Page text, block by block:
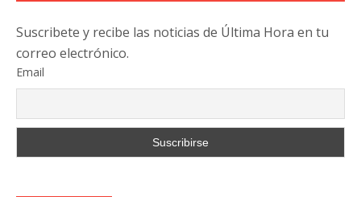
Suscribete y recibe las noticias de Última Hora en tu
correo electrónico.
Email